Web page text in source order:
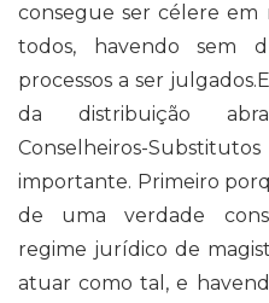
consegue ser célere em
todos, havendo sem
processos a ser
da distribuição
Conselheiros-
importante. Primeiro
de uma verdade
regime jurídico de
atuar como tal, e